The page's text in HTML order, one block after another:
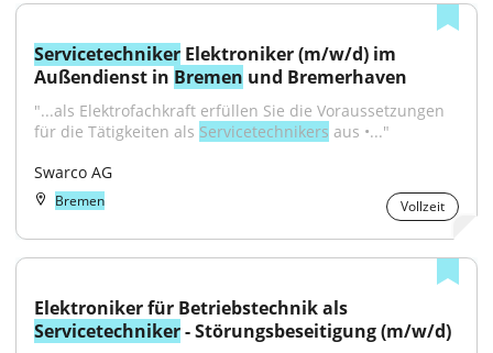
Servicetechniker Elektroniker (m/w/d) im
Außendienst in Bremen und Bremerhaven
"...als Elektrofachkraft erfüllen Sie die Voraussetzungen
für die Tätigkeiten als Servicetechnikers aus •..."
Swarco AG
Bremen Vollzeit
Servicetechniker - Störungsbeseitigung (m/w/d)